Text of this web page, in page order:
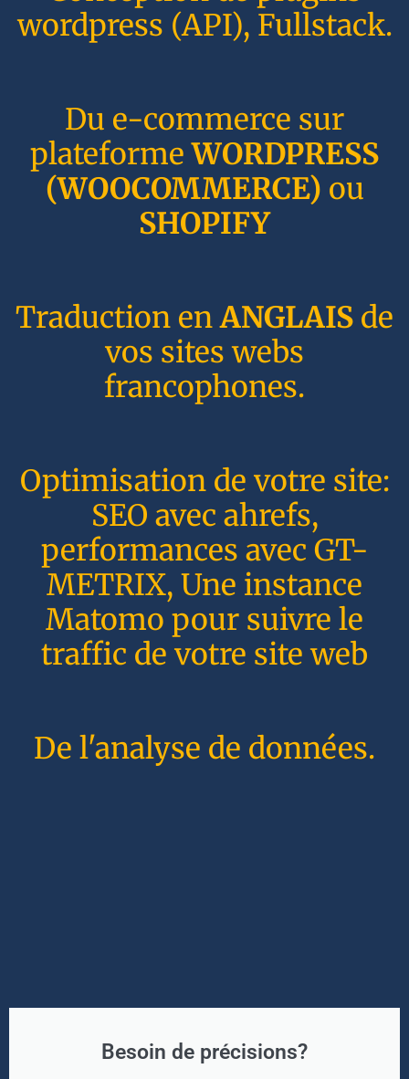
wordpress (API), Fullstack.
Du e-commerce sur
plateformeWORDPRESS
(WOOCOMMERCE) ou
SHOPIFY
Traduction enANGLAIS de
vos sites webs
francophones.
Optimisation de votre site:
SEO avec ahrefs,
performances avec GT-
METRIX, Une instance
Matomo pour suivre le
traffic de votre site web
De l'analyse de données.
Besoin de précisions?